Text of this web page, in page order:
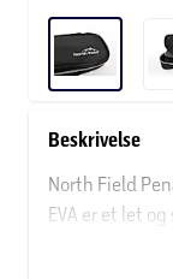
Beskrivelse
North Field
EVA er et let
at betjene og